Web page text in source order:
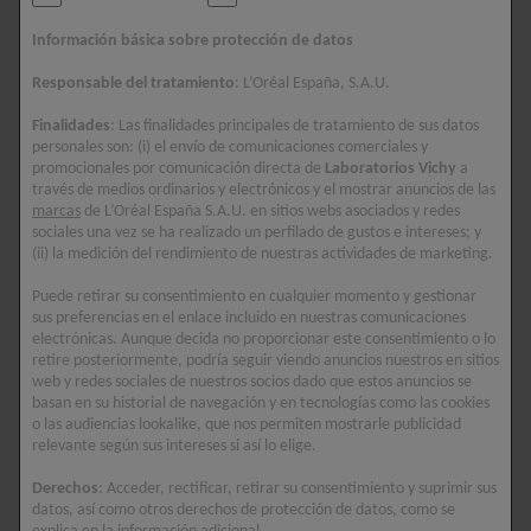
¿QUÉ SON EL COLÁGENO Y LA
ELASTINA?
El colágeno y la elastina son proteínas fibrosas que forman
parte esencial de la matriz extracelular de la piel. Imagina el
tejido cutáneo como un colchón: el colágeno serían los muelles
que le dan soporte y firmeza, mientras que la elastina las gomas
presionado. Ambas moléculasson producidas por células
especializadas llamadas fibroblastos piel, que se encuentran en
la dermis, la capa intermedia de la piel. El buen funcionamiento
de los fibroblastos piel es crucial para mantener la integridad y
la apariencia juvenil del tejido.
El colágeno es la proteína más abundante en el cuerpo humano
Información básica sobre protección de datos
Responsable del tratamiento: L’Oréal España, S.A.U.
Finalidades: Las finalidades principales de tratamiento de sus datos
personales son: (i) el envío de comunicaciones comerciales y
promocionales por comunicación directa de Laboratorios Vichy a
través de medios ordinarios y electrónicos y el mostrar anuncios de las
marcas de L’Oréal España S.A.U. en sitios webs asociados y redes
sociales una vez se ha realizado un perfilado de gustos e intereses; y
(ii) la medición del rendimiento de nuestras actividades de marketing.
Puede retirar su consentimiento en cualquier momento y gestionar
sus preferencias en el enlace incluido en nuestras comunicaciones
electrónicas. Aunque decida no proporcionar este consentimiento o lo
retire posteriormente, podría seguir viendo anuncios nuestros en sitios
web y redes sociales de nuestros socios dado que estos anuncios se
basan en su historial de navegación y en tecnologías como las cookies
o las audiencias lookalike, que nos permiten mostrarle publicidad
relevante según sus intereses si así lo elige.
Derechos: Acceder, rectificar, retirar su consentimiento y suprimir sus
datos, así como otros derechos de protección de datos, como se